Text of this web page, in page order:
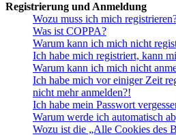
Registrierung und Anmeldung
Wozu muss ich mich
Was ist COPPA?
Warum kann ich mich nicht
Ich habe mich registriert, kann
Warum kann ich mich nicht
Ich habe mich vor einiger Zeit
nicht mehr anmelden?!
Ich habe mein Passwort
Warum werde ich automatisch
Wozu ist die „Alle Cookies des